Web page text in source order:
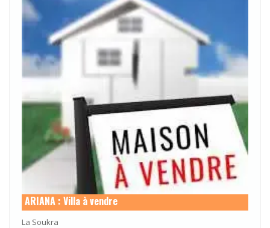
ARIANA : Villa à vendre
La Soukra